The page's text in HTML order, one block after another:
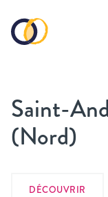
Saint-
(Nord)
DÉCOUVRIR